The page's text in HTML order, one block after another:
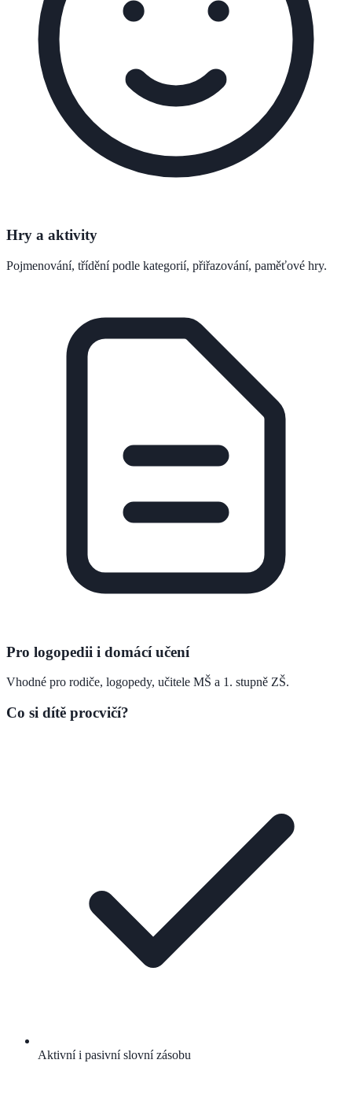
Hry a aktivity
Pojmenování, třídění podle kategorií, přiřazování, paměťové hry.
Pro logopedii i domácí učení
Vhodné pro rodiče, logopedy, učitele MŠ a 1. stupně ZŠ.
Co si dítě procvičí?
Aktivní i pasivní slovní zásobu